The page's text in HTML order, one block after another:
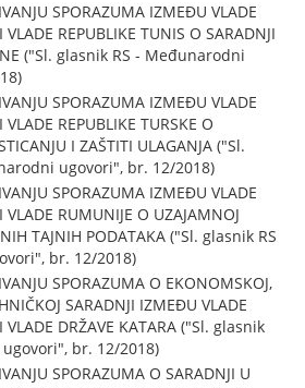
SPORAZUMA IZMEĐU VLADE
VLADE REPUBLIKE TUNIS O SARADNJI
("Sl. glasnik RS - Međunarodni
SPORAZUMA IZMEĐU VLADE
VLADE REPUBLIKE TURSKE O
I ZAŠTITI ULAGANJA ("Sl.
ugovori", br. 12/2018)
SPORAZUMA IZMEĐU VLADE
VLADE RUMUNIJE O UZAJAMNOJ
TAJNIH PODATAKA ("Sl. glasnik RS
br. 12/2018)
SPORAZUMA O EKONOMSKOJ,
SARADNJI IZMEĐU VLADE
VLADE DRŽAVE KATARA ("Sl. glasnik
br. 12/2018)
SPORAZUMA O SARADNJI U